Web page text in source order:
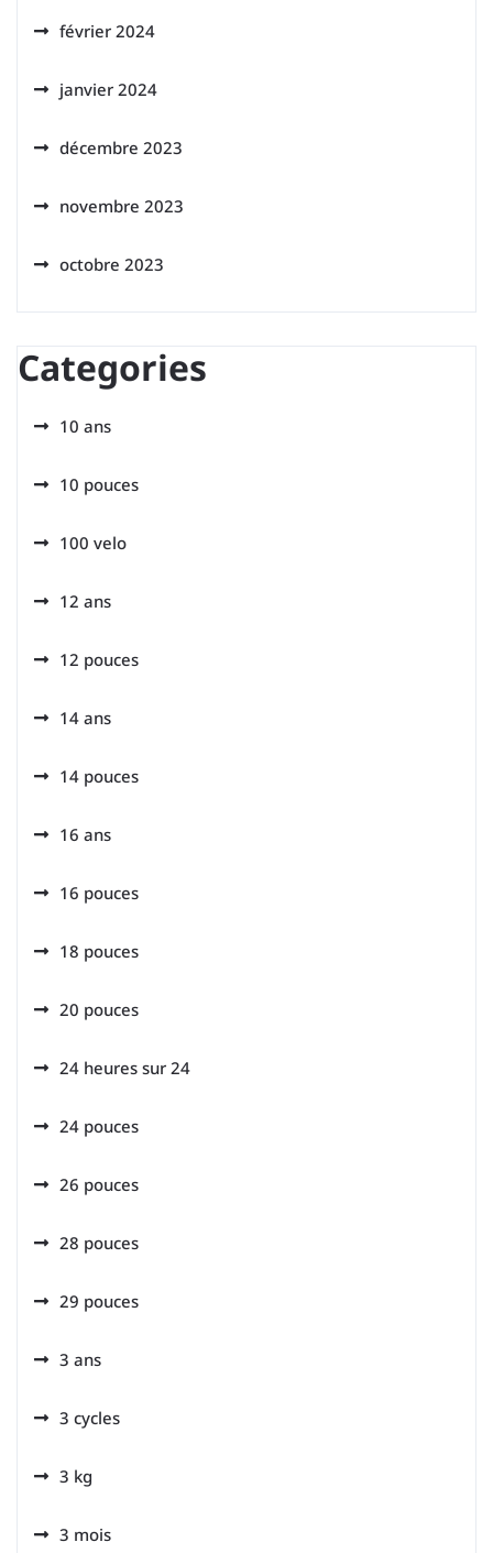
février 2024
janvier 2024
décembre 2023
novembre 2023
octobre 2023
Categories
10 ans
10 pouces
100 velo
12 ans
12 pouces
14 ans
14 pouces
16 ans
16 pouces
18 pouces
20 pouces
24 heures sur 24
24 pouces
26 pouces
28 pouces
29 pouces
3 ans
3 cycles
3 kg
3 mois